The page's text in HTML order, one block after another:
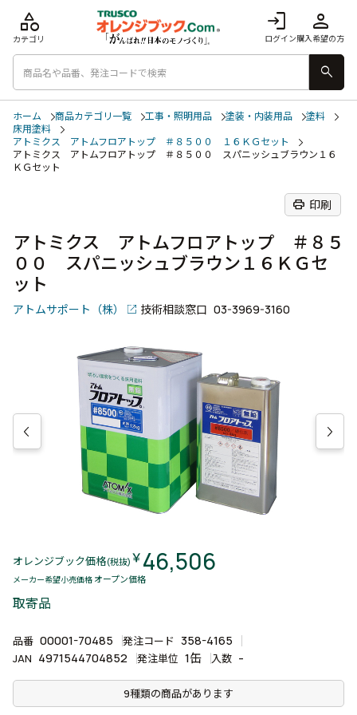
login
ログイン
person
購入希望の方
category
カテゴリ
search
ホーム 商品カテゴリ一覧 工事・照明用品 塗装・内装用品
塗料
床用塗料
アトミクス アトムフロアトップ ＃８５００ １６ＫＧセット
アトミクス アトムフロアトップ ＃８５００ スパニッシュブラウン１６
ＫＧセット
print 印刷
アトミクス アトムフロアトップ ＃８５
００ スパニッシュブラウン１６ＫＧセ
ット
アトムサポート（株） 技術相談窓口 03-3969-3160
オレンジブック価格(税抜) ￥46,506
メーカー希望小売価格 オープン価格
取寄品
品番 00001-70485 発注コード 358-4165
JAN 4971544704852 発注単位 1缶 入数 -
9種類の商品があります